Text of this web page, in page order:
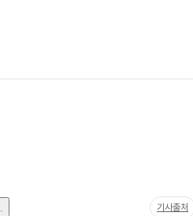
기사출처